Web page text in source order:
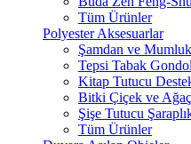
Tüm Ürünler
Polyester Aksesuarlar
Şamdan ve
Tepsi Tabak
Kitap Tutucu
Bitki Çiçek ve
Şişe Tutucu
Tüm Ürünler